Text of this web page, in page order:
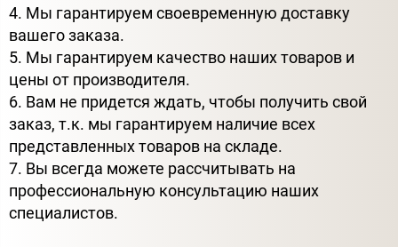
4. Мы гарантируем своевременную доставку
вашего заказа.
5. Мы гарантируем качество наших товаров и
цены от производителя.
6. Вам не придется ждать, чтобы получить свой
заказ, т.к. мы гарантируем наличие всех
представленных товаров на складе.
7. Вы всегда можете рассчитывать на
профессиональную консультацию наших
специалистов.